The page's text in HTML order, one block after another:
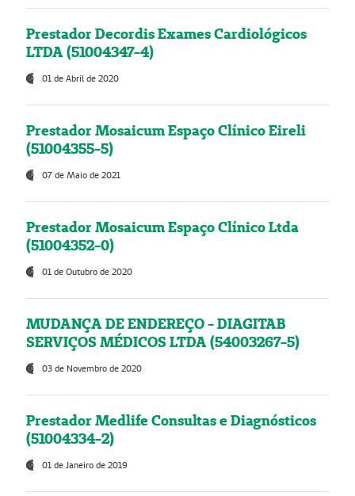
Prestador Decordis Exames Cardiológicos
LTDA (51004347-4)
01 de Abril de 2020
Prestador Mosaicum Espaço Clínico Eireli
(51004355-5)
07 de Maio de 2021
Prestador Mosaicum Espaço Clínico Ltda
(51004352-0)
01 de Outubro de 2020
MUDANÇA DE ENDEREÇO - DIAGITAB
SERVIÇOS MÉDICOS LTDA (54003267-5)
03 de Novembro de 2020
Prestador Medlife Consultas e Diagnósticos
(51004334-2)
01 de Janeiro de 2019